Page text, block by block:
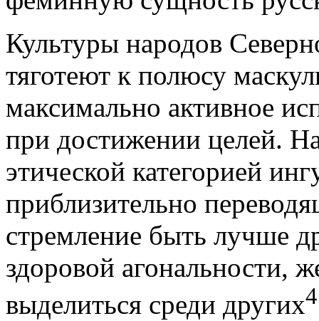
Культуры народов
тяготеют к полюсу
максимально активное
при достижении целей.
этической категорией
приблизительно
стремление быть лучше
здоровой агональности,
выделиться среди других4